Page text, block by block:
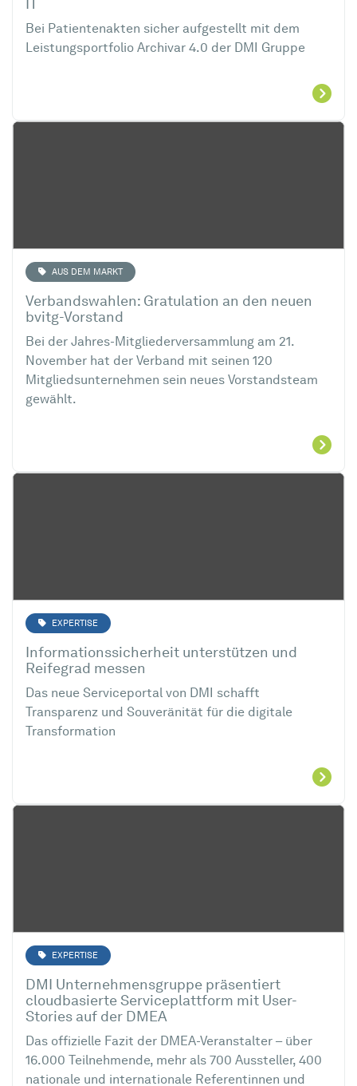
Bei Patientenakten sicher aufgestellt mit dem
Leistungsportfolio Archivar 4.0 der DMI Gruppe
AUS DEM MARKT
Verbandswahlen: Gratulation an den neuen
bvitg-Vorstand
Bei der Jahres-Mitgliederversammlung am 21.
November hat der Verband mit seinen 120
Mitgliedsunternehmen sein neues Vorstandsteam
gewählt.
EXPERTISE
Informationssicherheit unterstützen und
Reifegrad messen
Das neue Serviceportal von DMI schafft
Transparenz und Souveränität für die digitale
Transformation
EXPERTISE
DMI Unternehmensgruppe präsentiert
cloudbasierte Serviceplattform mit User-
Stories auf der DMEA
Das offizielle Fazit der DMEA-Veranstalter – über
16.000 Teilnehmende, mehr als 700 Aussteller, 400
nationale und internationale Referentinnen und